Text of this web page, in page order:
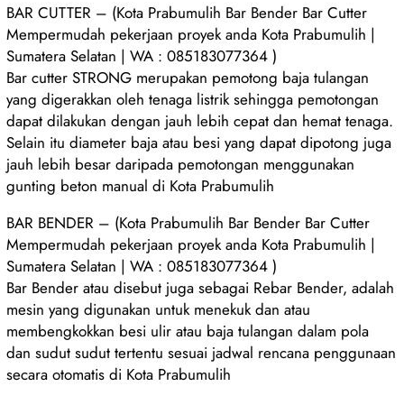
BAR CUTTER – (Kota Prabumulih Bar Bender Bar Cutter
Mempermudah pekerjaan proyek anda Kota Prabumulih |
Sumatera Selatan | WA : 085183077364 )
Bar cutter STRONG merupakan pemotong baja tulangan
yang digerakkan oleh tenaga listrik sehingga pemotongan
dapat dilakukan dengan jauh lebih cepat dan hemat tenaga.
Selain itu diameter baja atau besi yang dapat dipotong juga
jauh lebih besar daripada pemotongan menggunakan
gunting beton manual di Kota Prabumulih
BAR BENDER – (Kota Prabumulih Bar Bender Bar Cutter
Mempermudah pekerjaan proyek anda Kota Prabumulih |
Sumatera Selatan | WA : 085183077364 )
Bar Bender atau disebut juga sebagai Rebar Bender, adalah
mesin yang digunakan untuk menekuk dan atau
membengkokkan besi ulir atau baja tulangan dalam pola
dan sudut sudut tertentu sesuai jadwal rencana penggunaan
secara otomatis di Kota Prabumulih